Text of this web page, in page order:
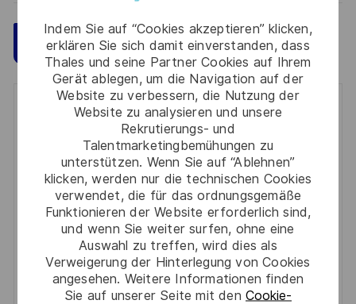
Indem Sie auf “Cookies akzeptieren” klicken,
erklären Sie sich damit einverstanden, dass
Thales und seine Partner Cookies auf Ihrem
Gerät ablegen, um die Navigation auf der
Website zu verbessern, die Nutzung der
Website zu analysieren und unsere
Rekrutierungs- und
Talentmarketingbemühungen zu
unterstützen. Wenn Sie auf “Ablehnen”
klicken, werden nur die technischen Cookies
verwendet, die für das ordnungsgemäße
Funktionieren der Website erforderlich sind,
und wenn Sie weiter surfen, ohne eine
Auswahl zu treffen, wird dies als
Verweigerung der Hinterlegung von Cookies
angesehen. Weitere Informationen finden
Sie auf unserer Seite mit den Cookie-
Jetzt bewerben Speichern
Get notified for similar jobs
You'll receive updates once a week
Enter
Email
address
(Required)
Required
Prüfen Sie die Bedingungen für die Verarbeitung
persönlicher Daten und stimmen Sie ihnen zu
Aktivieren